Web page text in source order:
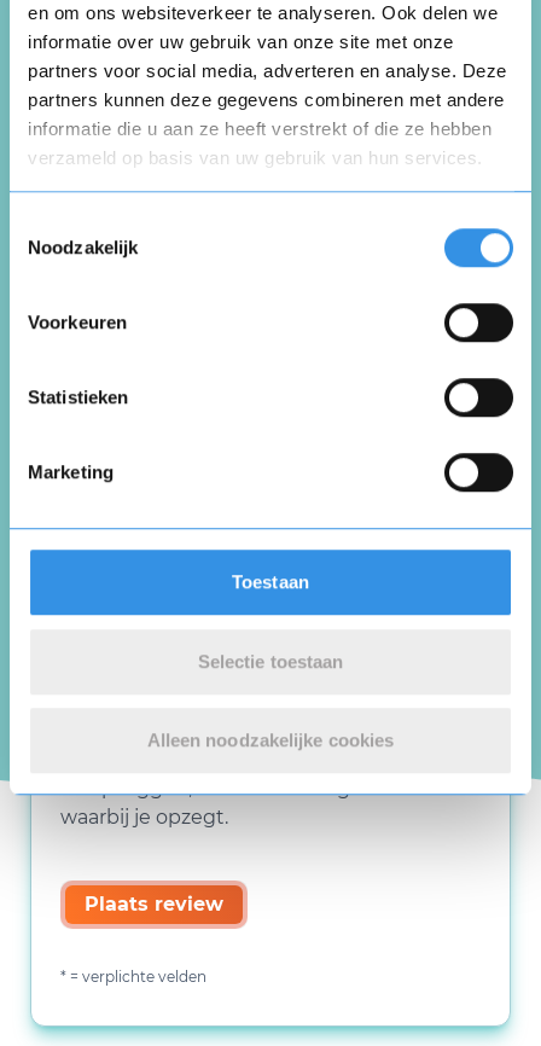
en om ons websiteverkeer te analyseren. Ook delen we
informatie over uw gebruik van onze site met onze
partners voor social media, adverteren en analyse. Deze
partners kunnen deze gegevens combineren met andere
informatie die u aan ze heeft verstrekt of die ze hebben
verzameld op basis van uw gebruik van hun services.
Noodzakelijk
Voorkeuren
Statistieken
Marketing
Toestaan
Selectie toestaan
Alleen noodzakelijke cookies
Schrijf een review
Beoordeel je ervaring *
123opzeggen, niet over de organisatie
waarbij je opzegt.
Plaats review
* = verplichte velden